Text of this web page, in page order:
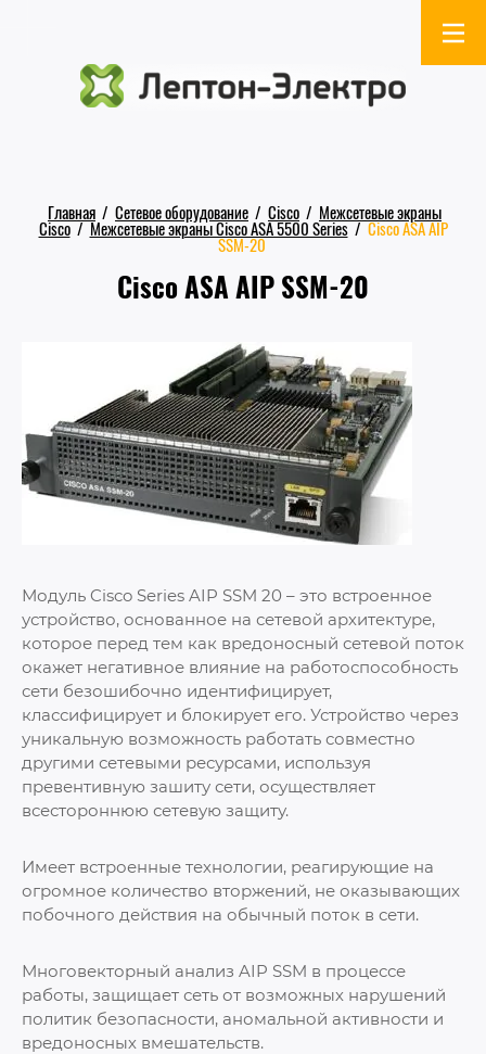
Главная / Сетевое оборудование / Cisco / Межсетевые экраны
Cisco / Межсетевые экраны Cisco ASA 5500 Series / Cisco ASA AIP
SSM-20
Cisco ASA AIP SSM-20
Модуль Cisco Series AIP SSM 20 – это встроенное
устройство, основанное на сетевой архитектуре,
которое перед тем как вредоносный сетевой поток
окажет негативное влияние на работоспособность
сети безошибочно идентифицирует,
классифицирует и блокирует его. Устройство через
уникальную возможность работать совместно
другими сетевыми ресурсами, используя
превентивную зашиту сети, осуществляет
всестороннюю сетевую защиту.
Имеет встроенные технологии, реагирующие на
огромное количество вторжений, не оказывающих
побочного действия на обычный поток в сети.
Многовекторный анализ AIP SSM в процессе
работы, защищает сеть от возможных нарушений
политик безопасности, аномальной активности и
вредоносных вмешательств.